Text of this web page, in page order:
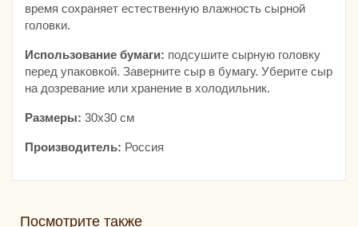
время сохраняет естественную влажность сырной
головки.
Использование бумаги: подсушите сырную головку
перед упаковкой. Заверните сыр в бумагу. Уберите сыр
на дозревание или хранение в холодильник.
Размеры: 30х30 см
Производитель: Россия
Посмотрите также